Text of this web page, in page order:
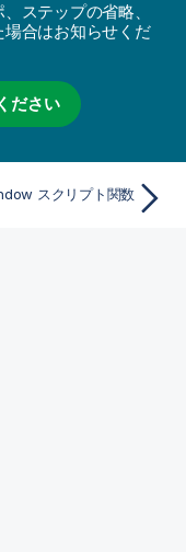
ステップの省略、
合はお知らせくだ
ださい
スクリプト関数